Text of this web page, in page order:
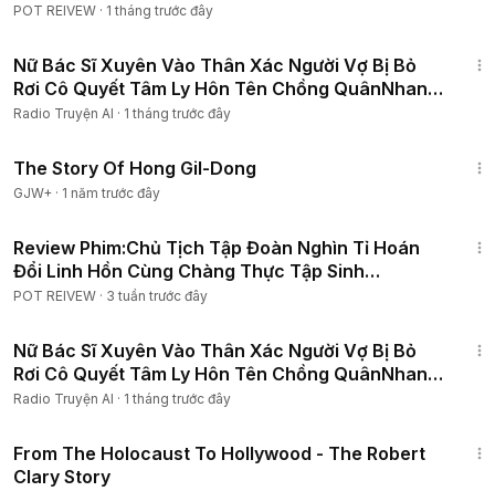
POT REIVEW · 1 tháng trước đây
Nữ Bác Sĩ Xuyên Vào Thân Xác Người Vợ Bị Bỏ
Rơi Cô Quyết Tâm Ly Hôn Tên Chồng QuânNhan
Để LàmGiàu P2
Radio Truyện AI · 1 tháng trước đây
The Story Of Hong Gil-Dong
GJW+ · 1 năm trước đây
Review Phim:Chủ Tịch Tập Đoàn Nghìn Tỉ Hoán
Đổi Linh Hồn Cùng Chàng Thực Tập Sinh
Quèn2026|Full12tập
POT REIVEW · 3 tuần trước đây
Nữ Bác Sĩ Xuyên Vào Thân Xác Người Vợ Bị Bỏ
Rơi Cô Quyết Tâm Ly Hôn Tên Chồng QuânNhan
Để LàmGiàu P3
Radio Truyện AI · 1 tháng trước đây
From The Holocaust To Hollywood - The Robert
Clary Story